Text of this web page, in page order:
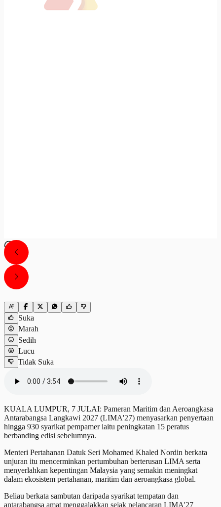
Suka
Marah
Sedih
Lucu
Tidak Suka
KUALA LUMPUR, 7 JULAI: Pameran Maritim dan Aeroangkasa
Antarabangsa Langkawi 2027 (LIMA'27) menyasarkan penyertaan
hingga 930 syarikat pempamer iaitu peningkatan 15 peratus
berbanding edisi sebelumnya.
Menteri Pertahanan Datuk Seri Mohamed Khaled Nordin berkata
unjuran itu mencerminkan pertumbuhan berterusan LIMA serta
menyerlahkan kepentingan Malaysia yang semakin meningkat
dalam ekosistem pertahanan, maritim dan aeroangkasa global.
Beliau berkata sambutan daripada syarikat tempatan dan
antarabangsa amat menggalakkan sejak pelancaran LIMA'27